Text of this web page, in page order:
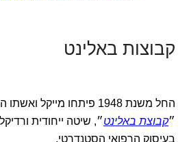
קבוצות באלינט
החל משנת 1948 פיתחו
״קבוצת באלינט״, שיטה ייחודית
בעיסוק הרפואי הסטנדרטי.